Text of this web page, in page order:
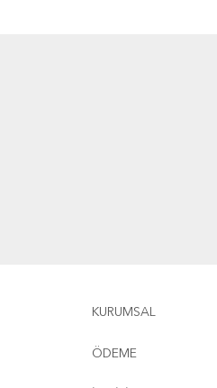
KURUMSAL
ÖDEME